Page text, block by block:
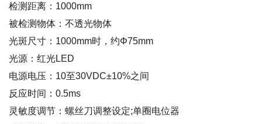
检测距离：1000mm
被检测物体：不透光物体
光斑尺寸：1000mm时，约Φ75mm
光源：红光LED
电源电压：10至30VDC±10%之间
反应时间：0.5ms
灵敏度调节：螺丝刀调整设定;单圈电位器